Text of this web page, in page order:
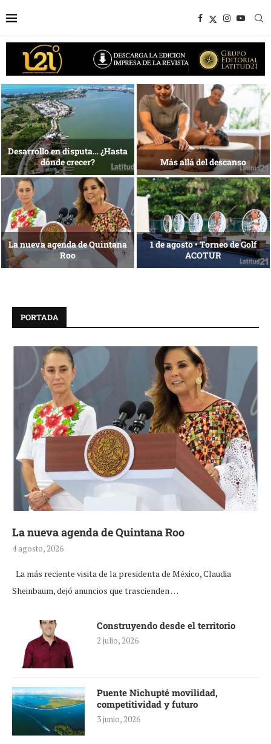
1 al 28 de agosto •
Fundación Isleña
Energía que Impulsa la
competitividad
Reconocimiento de viajeros La esencia del servicio
PORTADA
La nueva agenda de Quintana Roo
4 agosto, 2026
La más reciente visita de la presidenta de México, Claudia
Sheinbaum, dejó anuncios que trascienden …
Construyendo desde el territorio
2 julio, 2026
Puente Nichupté movilidad,
competitividad y futuro
3 junio, 2026